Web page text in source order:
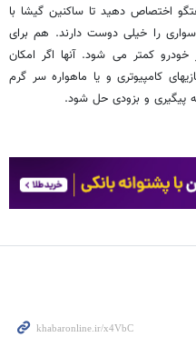
اختصاص دهید تا ساکنین گیشا با
را خیلی دوست دارند. هم برای
کمتر می شود. آنها اگر امکان
کامپیوتری و یا ماهواره سر گرم
پیگیری و بزودی حل شود.